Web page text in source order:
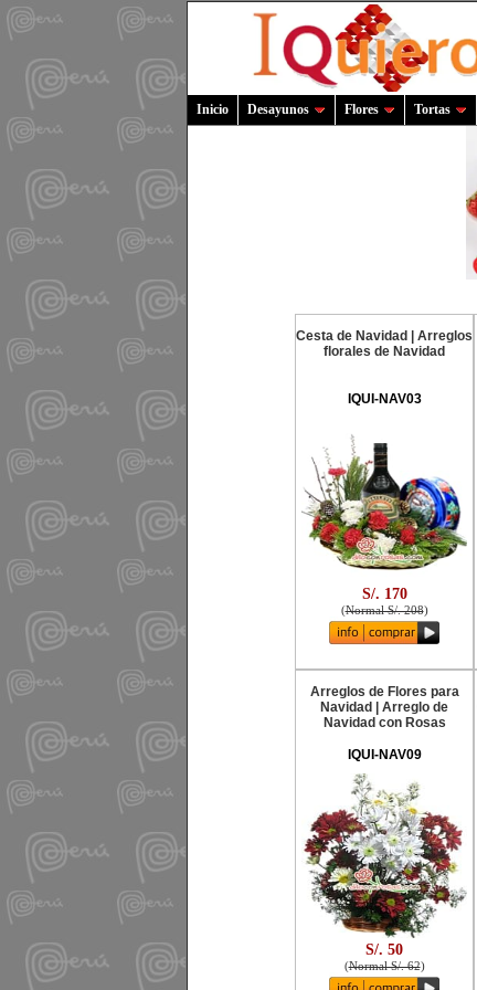
Inicio Desayunos Flores Tortas
Cesta de Navidad | Arreglos
florales de Navidad
IQUI-NAV03
S/. 170
(Normal S/. 208)
Arreglos de Flores para
Navidad | Arreglo de
Navidad con Rosas
IQUI-NAV09
S/. 50
(Normal S/. 62)